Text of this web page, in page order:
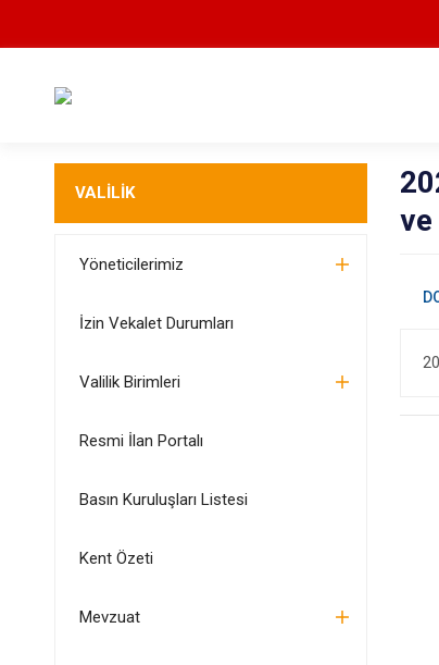
VALİLİK
Yöneticilerimiz
İzin Vekalet Durumları
Valilik Birimleri
Resmi İlan Portalı
Basın Kuruluşları Listesi
Kent Özeti
Mevzuat
ve